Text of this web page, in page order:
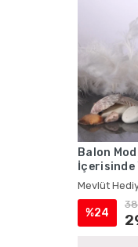
Balon
İçerisinde
Mevlüt
Mevlüt
%24